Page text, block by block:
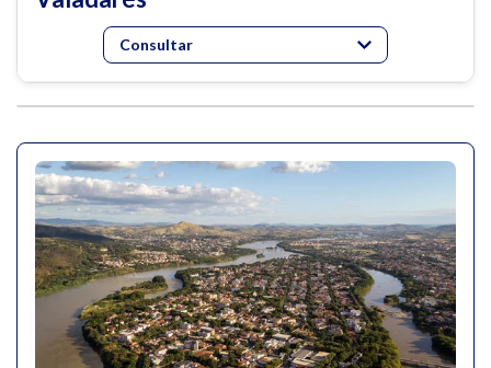
Consultar